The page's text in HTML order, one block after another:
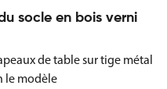
socle en bois verni
de table sur tige métal
le modèle